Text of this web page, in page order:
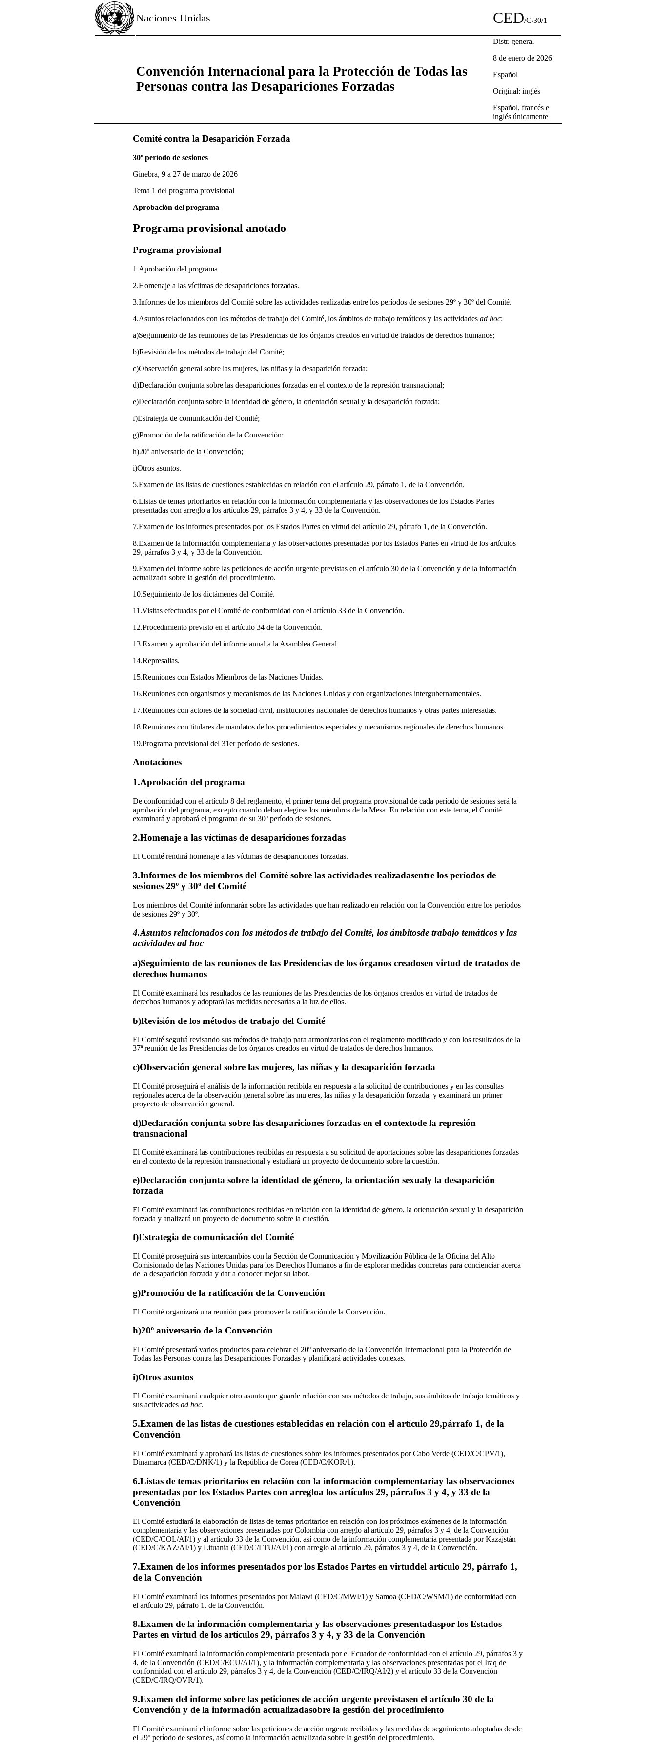
Naciones Unidas CED/C/30/1
Convención Internacional para la Protección de Todas las
Personas contra las Desapariciones Forzadas
Distr. general
8 de enero de 2026
Español
Original: inglés
Español, francés e
inglés únicamente
Comité contra la Desaparición Forzada
30º período de sesiones
Ginebra, 9 a 27 de marzo de 2026
Tema 1 del programa provisional
Aprobación del programa
Programa provisional anotado
Programa provisional
1.Aprobación del programa.
2.Homenaje a las víctimas de desapariciones forzadas.
3.Informes de los miembros del Comité sobre las actividades realizadas entre los períodos de sesiones 29º y 30º del Comité.
4.Asuntos relacionados con los métodos de trabajo del Comité, los ámbitos de trabajo temáticos y las actividades ad hoc:
a)Seguimiento de las reuniones de las Presidencias de los órganos creados en virtud de tratados de derechos humanos;
b)Revisión de los métodos de trabajo del Comité;
c)Observación general sobre las mujeres, las niñas y la desaparición forzada;
d)Declaración conjunta sobre las desapariciones forzadas en el contexto de la represión transnacional;
e)Declaración conjunta sobre la identidad de género, la orientación sexual y la desaparición forzada;
f)Estrategia de comunicación del Comité;
g)Promoción de la ratificación de la Convención;
h)20º aniversario de la Convención;
i)Otros asuntos.
5.Examen de las listas de cuestiones establecidas en relación con el artículo 29, párrafo 1, de la Convención.
6.Listas de temas prioritarios en relación con la información complementaria y las observaciones de los Estados Partes
presentadas con arreglo a los artículos 29, párrafos 3 y 4, y 33 de la Convención.
7.Examen de los informes presentados por los Estados Partes en virtud del artículo 29, párrafo 1, de la Convención.
8.Examen de la información complementaria y las observaciones presentadas por los Estados Partes en virtud de los artículos
29, párrafos 3 y 4, y 33 de la Convención.
9.Examen del informe sobre las peticiones de acción urgente previstas en el artículo 30 de la Convención y de la información
actualizada sobre la gestión del procedimiento.
10.Seguimiento de los dictámenes del Comité.
11.Visitas efectuadas por el Comité de conformidad con el artículo 33 de la Convención.
12.Procedimiento previsto en el artículo 34 de la Convención.
13.Examen y aprobación del informe anual a la Asamblea General.
14.Represalias.
15.Reuniones con Estados Miembros de las Naciones Unidas.
16.Reuniones con organismos y mecanismos de las Naciones Unidas y con organizaciones intergubernamentales.
17.Reuniones con actores de la sociedad civil, instituciones nacionales de derechos humanos y otras partes interesadas.
18.Reuniones con titulares de mandatos de los procedimientos especiales y mecanismos regionales de derechos humanos.
19.Programa provisional del 31er período de sesiones.
Anotaciones
1.Aprobación del programa
De conformidad con el artículo 8 del reglamento, el primer tema del programa provisional de cada período de sesiones será la
aprobación del programa, excepto cuando deban elegirse los miembros de la Mesa. En relación con este tema, el Comité
examinará y aprobará el programa de su 30º período de sesiones.
2.Homenaje a las víctimas de desapariciones forzadas
El Comité rendirá homenaje a las víctimas de desapariciones forzadas.
3.Informes de los miembros del Comité sobre las actividades realizadasentre los períodos de
sesiones 29º y 30º del Comité
Los miembros del Comité informarán sobre las actividades que han realizado en relación con la Convención entre los períodos
de sesiones 29º y 30º.
4.Asuntos relacionados con los métodos de trabajo del Comité, los ámbitosde trabajo temáticos y las
actividades ad hoc
a)Seguimiento de las reuniones de las Presidencias de los órganos creadosen virtud de tratados de
derechos humanos
El Comité examinará los resultados de las reuniones de las Presidencias de los órganos creados en virtud de tratados de
derechos humanos y adoptará las medidas necesarias a la luz de ellos.
b)Revisión de los métodos de trabajo del Comité
El Comité seguirá revisando sus métodos de trabajo para armonizarlos con el reglamento modificado y con los resultados de la
37ª reunión de las Presidencias de los órganos creados en virtud de tratados de derechos humanos.
c)Observación general sobre las mujeres, las niñas y la desaparición forzada
El Comité proseguirá el análisis de la información recibida en respuesta a la solicitud de contribuciones y en las consultas
regionales acerca de la observación general sobre las mujeres, las niñas y la desaparición forzada, y examinará un primer
proyecto de observación general.
d)Declaración conjunta sobre las desapariciones forzadas en el contextode la represión
transnacional
El Comité examinará las contribuciones recibidas en respuesta a su solicitud de aportaciones sobre las desapariciones forzadas
en el contexto de la represión transnacional y estudiará un proyecto de documento sobre la cuestión.
e)Declaración conjunta sobre la identidad de género, la orientación sexualy la desaparición
forzada
El Comité examinará las contribuciones recibidas en relación con la identidad de género, la orientación sexual y la desaparición
forzada y analizará un proyecto de documento sobre la cuestión.
f)Estrategia de comunicación del Comité
El Comité proseguirá sus intercambios con la Sección de Comunicación y Movilización Pública de la Oficina del Alto
Comisionado de las Naciones Unidas para los Derechos Humanos a fin de explorar medidas concretas para concienciar acerca
de la desaparición forzada y dar a conocer mejor su labor.
g)Promoción de la ratificación de la Convención
El Comité organizará una reunión para promover la ratificación de la Convención.
h)20º aniversario de la Convención
El Comité presentará varios productos para celebrar el 20º aniversario de la Convención Internacional para la Protección de
Todas las Personas contra las Desapariciones Forzadas y planificará actividades conexas.
i)Otros asuntos
El Comité examinará cualquier otro asunto que guarde relación con sus métodos de trabajo, sus ámbitos de trabajo temáticos y
sus actividades ad hoc.
5.Examen de las listas de cuestiones establecidas en relación con el artículo 29,párrafo 1, de la
Convención
El Comité examinará y aprobará las listas de cuestiones sobre los informes presentados por Cabo Verde (CED/C/CPV/1),
Dinamarca (CED/C/DNK/1) y la República de Corea (CED/C/KOR/1).
6.Listas de temas prioritarios en relación con la información complementariay las observaciones
presentadas por los Estados Partes con arregloa los artículos 29, párrafos 3 y 4, y 33 de la
Convención
El Comité estudiará la elaboración de listas de temas prioritarios en relación con los próximos exámenes de la información
complementaria y las observaciones presentadas por Colombia con arreglo al artículo 29, párrafos 3 y 4, de la Convención
(CED/C/COL/AI/1) y al artículo 33 de la Convención, así como de la información complementaria presentada por Kazajstán
(CED/C/KAZ/AI/1) y Lituania (CED/C/LTU/AI/1) con arreglo al artículo 29, párrafos 3 y 4, de la Convención.
7.Examen de los informes presentados por los Estados Partes en virtuddel artículo 29, párrafo 1,
de la Convención
El Comité examinará los informes presentados por Malawi (CED/C/MWI/1) y Samoa (CED/C/WSM/1) de conformidad con
el artículo 29, párrafo 1, de la Convención.
8.Examen de la información complementaria y las observaciones presentadaspor los Estados
Partes en virtud de los artículos 29, párrafos 3 y 4, y 33 de la Convención
El Comité examinará la información complementaria presentada por el Ecuador de conformidad con el artículo 29, párrafos 3 y
4, de la Convención (CED/C/ECU/AI/1), y la información complementaria y las observaciones presentadas por el Iraq de
conformidad con el artículo 29, párrafos 3 y 4, de la Convención (CED/C/IRQ/AI/2) y el artículo 33 de la Convención
(CED/C/IRQ/OVR/1).
9.Examen del informe sobre las peticiones de acción urgente previstasen el artículo 30 de la
Convención y de la información actualizadasobre la gestión del procedimiento
El Comité examinará el informe sobre las peticiones de acción urgente recibidas y las medidas de seguimiento adoptadas desde
el 29º período de sesiones, así como la información actualizada sobre la gestión del procedimiento.